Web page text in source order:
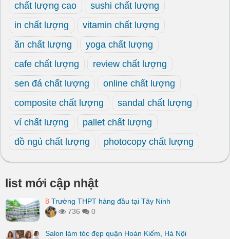
chất lượng cao
sushi chất lượng
in chất lượng
vitamin chất lượng
ăn chất lượng
yoga chất lượng
cafe chất lượng
review chất lượng
sen đá chất lượng
online chất lượng
composite chất lượng
sandal chất lượng
ví chất lượng
pallet chất lượng
đồ ngủ chất lượng
photocopy chất lượng
list mới cập nhật
8 Trường THPT hàng đầu tại Tây Ninh
736
0
Salon làm tóc đẹp quận Hoàn Kiếm, Hà Nội